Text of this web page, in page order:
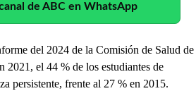
de ABC en WhatsApp
del 2024 de la Comisión de Salud de
2021, el 44 % de los estudiantes de
persistente, frente al 27 % en 2015.